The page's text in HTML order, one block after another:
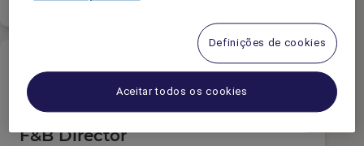
F&B Director
Definições de cookies
Aceitar todos os cookies